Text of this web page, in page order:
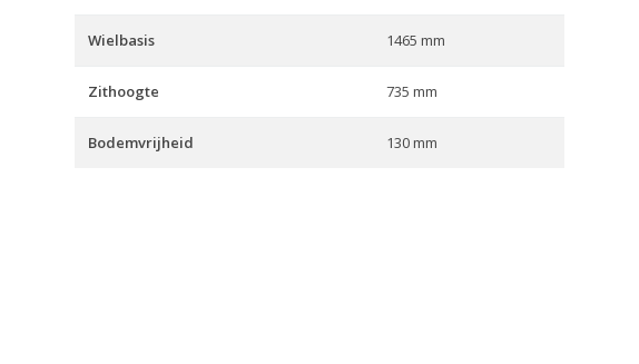
Wielbasis 1465 mm
Zithoogte 735 mm
Bodemvrijheid 130 mm